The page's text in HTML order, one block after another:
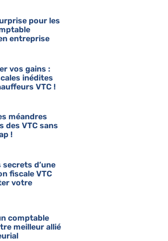
pour les
entreprise
vos gains :
inédites
VTC !
méandres
des VTC sans
!
secrets d’une
fiscale VTC
votre
comptable
meilleur allié